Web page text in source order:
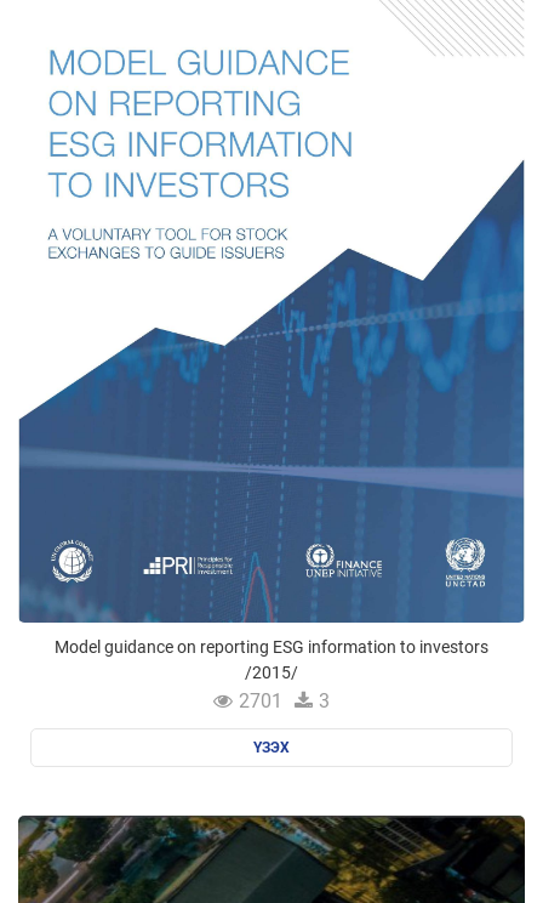
Model guidance on reporting ESG information to investors
/2015/
2701 3
ҮЗЭХ